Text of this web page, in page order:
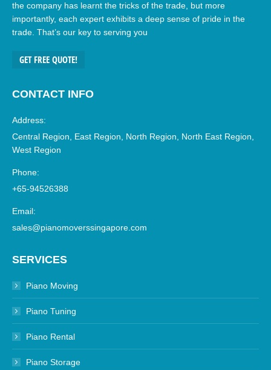
the company has learnt the tricks of the trade, but more
importantly, each expert exhibits a deep sense of pride in the
trade. That’s our key to serving you
GET FREE QUOTE!
CONTACT INFO
Address:
Central Region, East Region, North Region, North East Region,
West Region
Phone:
+65-94526388
Email:
sales@pianomoverssingapore.com
SERVICES
Piano Moving
Piano Tuning
Piano Rental
Piano Storage